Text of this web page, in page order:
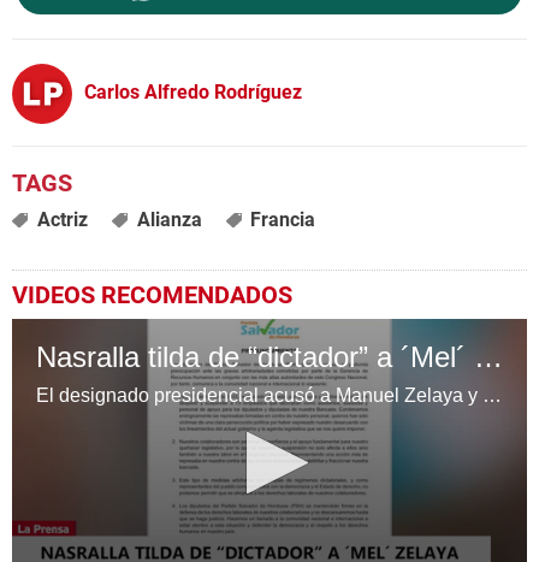
Carlos Alfredo Rodríguez
Actriz Alianza Francia
VIDEOS RECOMENDADOS
Nasralla tilda de “dictador” a ´Mel´ Zelaya y llama “títere” a Luis Redondo
El designado presidencial acusó a Manuel Zelaya y a Luis Redondo de despedir “injustamente” a empleados de la bancada del PSH en el Congreso Nacional.